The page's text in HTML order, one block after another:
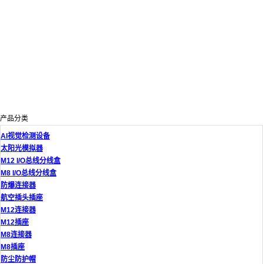
产品分类
AI视觉检测设备
太阳光模拟器
M12 I/O总线分线盒
M8 I/O总线分线盒
防爆连接器
航空插头插座
M12连接器
M12插座
M8连接器
M8插座
防尘防护帽